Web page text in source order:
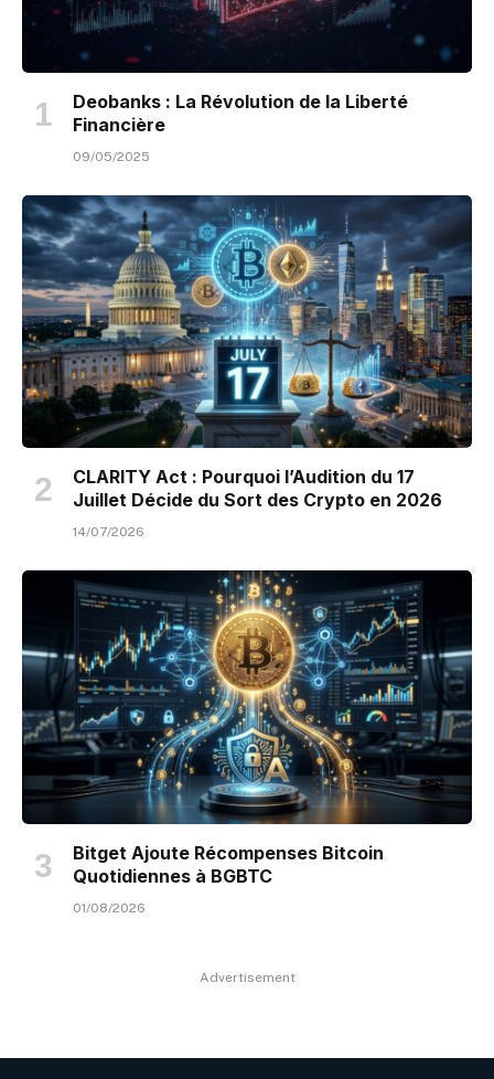
Deobanks : La Révolution de la Liberté
Financière
09/05/2025
CLARITY Act : Pourquoi l’Audition du 17
Juillet Décide du Sort des Crypto en 2026
14/07/2026
Bitget Ajoute Récompenses Bitcoin
Quotidiennes à BGBTC
01/08/2026
Advertisement